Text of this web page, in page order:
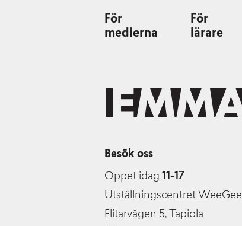
För
medierna
För
lärare
Besök oss
Öppet idag 11-17
Utställningscentret WeeGee
Flitarvägen 5, Tapiola